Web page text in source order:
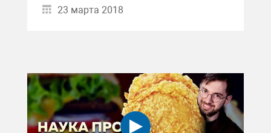
23 марта 2018